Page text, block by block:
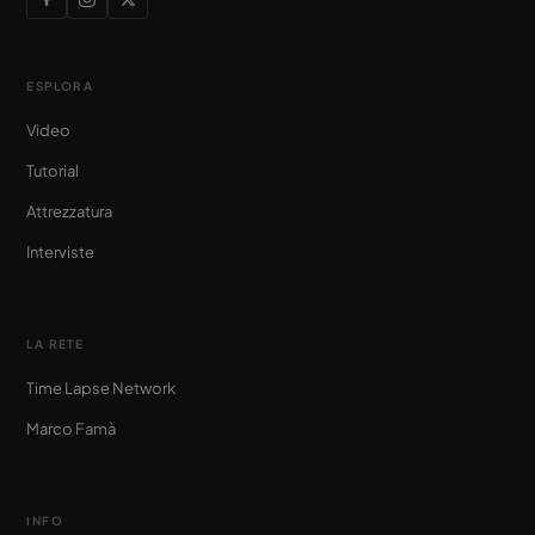
ESPLORA
Video
Tutorial
Attrezzatura
Interviste
LA RETE
Time Lapse Network
Marco Famà
INFO